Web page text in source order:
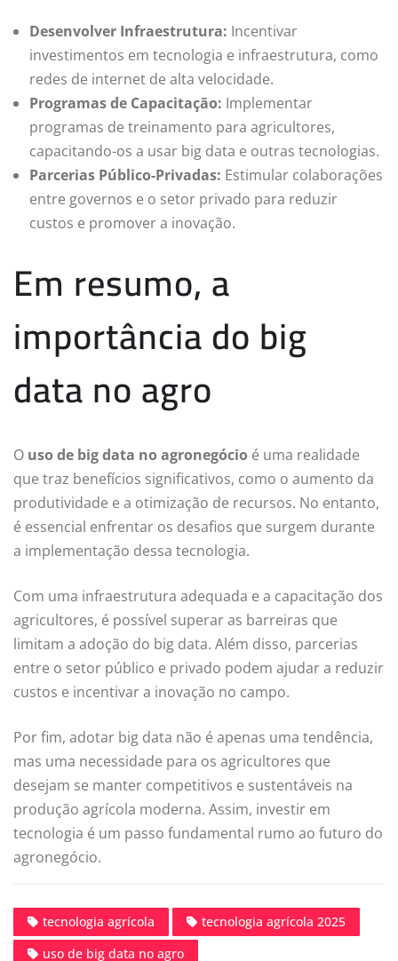
Desenvolver Infraestrutura: Incentivar
investimentos em tecnologia e infraestrutura, como
redes de internet de alta velocidade.
Programas de Capacitação: Implementar
programas de treinamento para agricultores,
capacitando-os a usar big data e outras tecnologias.
Parcerias Público-Privadas: Estimular colaborações
entre governos e o setor privado para reduzir
custos e promover a inovação.
Em resumo, a
importância do big
data no agro
O uso de big data no agronegócio é uma realidade
que traz benefícios significativos, como o aumento da
produtividade e a otimização de recursos. No entanto,
é essencial enfrentar os desafios que surgem durante
a implementação dessa tecnologia.
Com uma infraestrutura adequada e a capacitação dos
agricultores, é possível superar as barreiras que
limitam a adoção do big data. Além disso, parcerias
entre o setor público e privado podem ajudar a reduzir
custos e incentivar a inovação no campo.
Por fim, adotar big data não é apenas uma tendência,
mas uma necessidade para os agricultores que
desejam se manter competitivos e sustentáveis na
produção agrícola moderna. Assim, investir em
tecnologia é um passo fundamental rumo ao futuro do
agronegócio.
tecnologia agrícola
tecnologia agrícola 2025
uso de big data no agro